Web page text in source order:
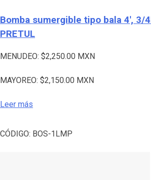
Bomba sumergible tipo bala 4′, 3/
PRETUL
MENUDEO: $2,250.00 MXN
MAYOREO: $2,150.00 MXN
Leer más
CÓDIGO: BOS-1LMP